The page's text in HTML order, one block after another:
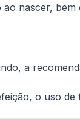
nascer,
a
o uso